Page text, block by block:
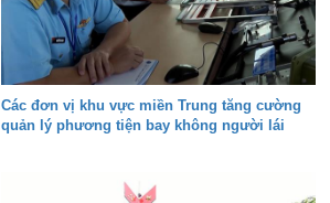
Các đơn vị khu vực miền Trung tăng cường
quản lý phương tiện bay không người lái